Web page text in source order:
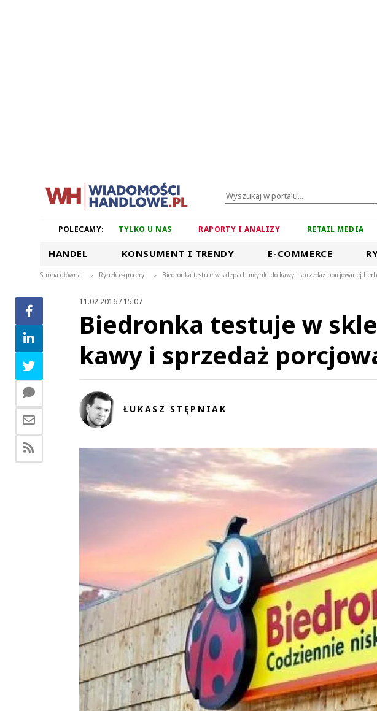
POLECAMY: TYLKO U NAS RAPORTY I ANALIZY RETAIL MEDIA
HANDEL KONSUMENT I TRENDY E-COMMERCE
Strona główna > Rynek e-grocery > Biedronka testuje w sklepach młynki do kawy i sprzedaż porcjowanej
11.02.2016 / 15:07
Biedronka testuje w
kawy i sprzedaż
ŁUKASZ STĘPNIAK